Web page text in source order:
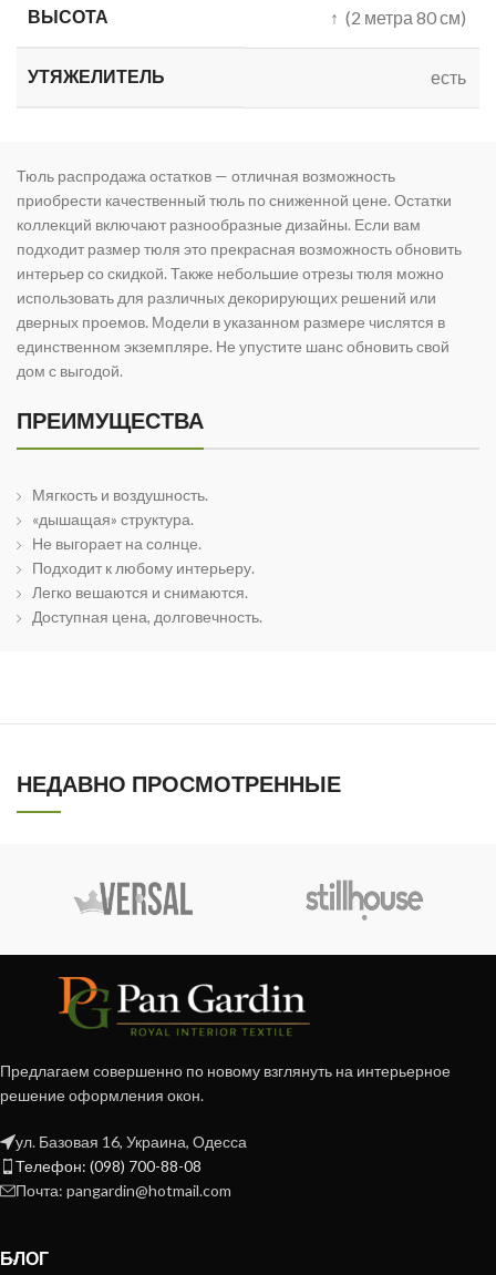
ВЫСОТА ↑ (2 метра 80 см)
УТЯЖЕЛИТЕЛЬ есть
Тюль распродажа остатков — отличная возможность
приобрести качественный тюль по сниженной цене. Остатки
коллекций включают разнообразные дизайны. Если вам
подходит размер тюля это прекрасная возможность обновить
интерьер со скидкой. Также небольшие отрезы тюля можно
использовать для различных декорирующих решений или
дверных проемов. Модели в указанном размере числятся в
единственном экземпляре. Не упустите шанс обновить свой
дом с выгодой.
ПРЕИМУЩЕСТВА
Мягкость и воздушность.
«дышащая» структура.
Не выгорает на солнце.
Подходит к любому интерьеру.
Легко вешаются и снимаются.
Доступная цена, долговечность.
НЕДАВНО ПРОСМОТРЕННЫЕ
Предлагаем совершенно по новому взглянуть на интерьерное
решение оформления окон.
ул. Базовая 16, Украина, Одесса
Телефон: (098) 700-88-08
Почта: pangardin@hotmail.com
БЛОГ